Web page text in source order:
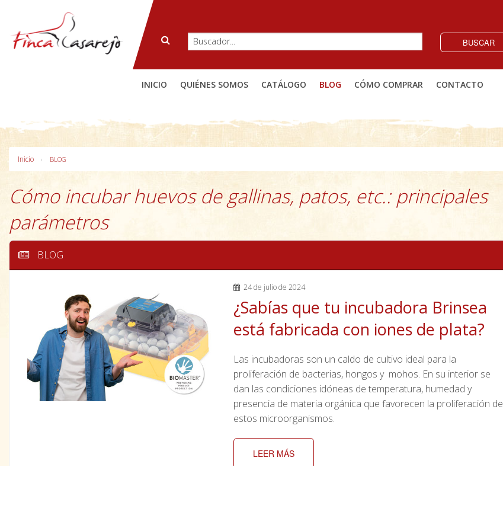
BUSCAR
INICIO QUIÉNES SOMOS CATÁLOGO BLOG CÓMO COMPRAR CONTACTO
Inicio BLOG
Cómo incubar huevos de gallinas, patos, etc.: principales
parámetros
BLOG
24 de julio de 2024
¿Sabías que tu incubadora Brinsea
está fabricada con iones de plata?
Las incubadoras son un caldo de cultivo ideal para la
proliferación de bacterias, hongos y mohos. En su interior se
dan las condiciones idóneas de temperatura, humedad y
presencia de materia orgánica que favorecen la proliferación de
estos microorganismos.
LEER MÁS